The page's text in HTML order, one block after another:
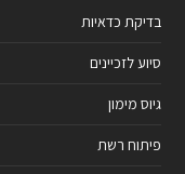
בדיקת כדאיות
סיוע לזכיינים
גיוס מימון
פיתוח רשת